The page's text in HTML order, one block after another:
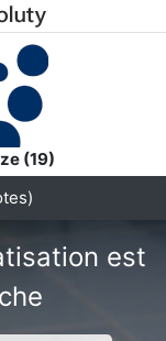
(19)
est